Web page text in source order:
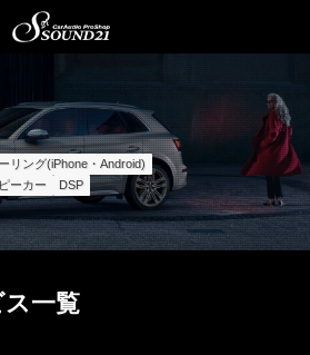
リング(iPhone・Android)
ーカー DSP
一覧